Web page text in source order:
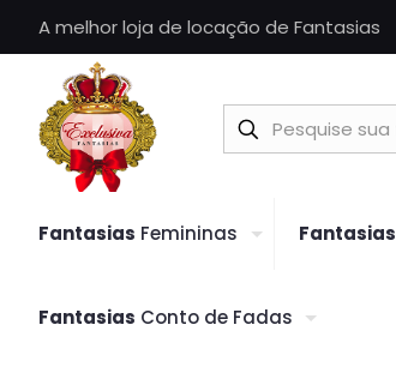
A melhor loja de locação de Fantasias
Fantasias Femininas Fantasias
Fantasias Conto de Fadas